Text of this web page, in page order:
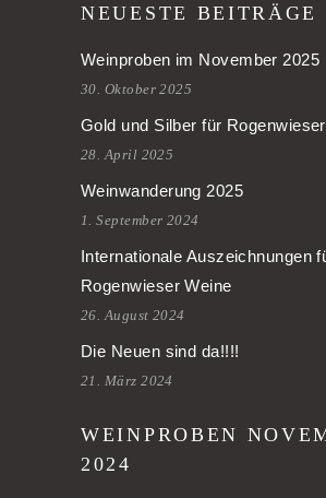
NEUESTE BEITRÄGE
Weinproben im November 2025
30. Oktober 2025
Gold und Silber für
28. April 2025
Weinwanderung 2025
1. September 2024
Internationale Auszeichnungen
Rogenwieser Weine
26. August 2024
Die Neuen sind da!!!!
21. März 2024
WEINPROBEN
2024